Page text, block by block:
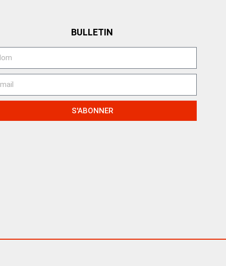
BULLETIN
S'ABONNER